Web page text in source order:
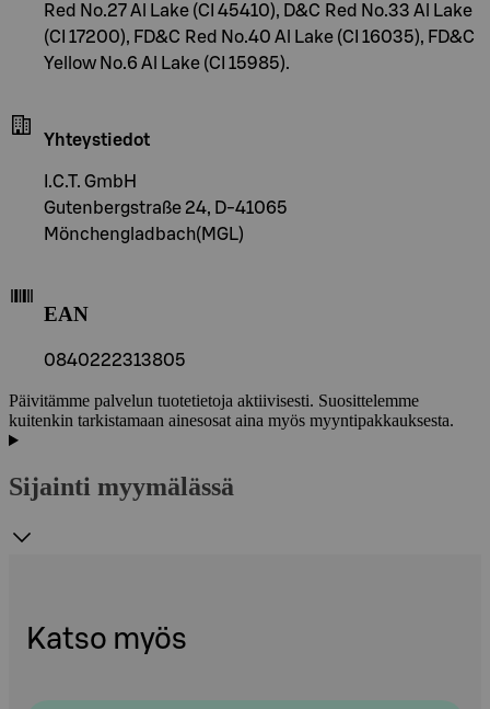
Red No.27 Al Lake (CI 45410), D&C Red No.33 Al Lake
(CI 17200), FD&C Red No.40 Al Lake (CI 16035), FD&C
Yellow No.6 Al Lake (CI 15985).
Yhteystiedot
I.C.T. GmbH
Gutenbergstraße 24, D-41065
Mönchengladbach(MGL)
EAN
0840222313805
Päivitämme palvelun tuotetietoja aktiivisesti. Suosittelemme
kuitenkin tarkistamaan ainesosat aina myös myyntipakkauksesta.
Sijainti myymälässä
Katso myös